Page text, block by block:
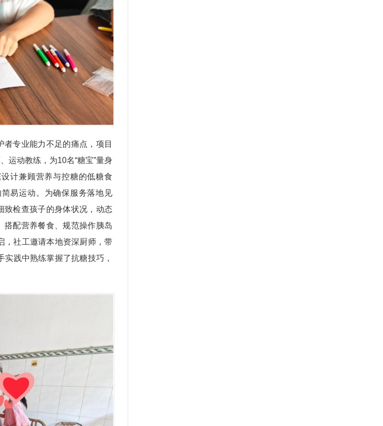
专业能力不足的痛点，项目
运动教练，为10名“糖宝”量身
计兼顾营养与控糖的低糖食
易运动。为确保服务落地见
致检查孩子的身体状况，动态
搭配营养餐食、规范操作胰岛
，社工邀请本地资深厨师，带
践中熟练掌握了抗糖技巧，